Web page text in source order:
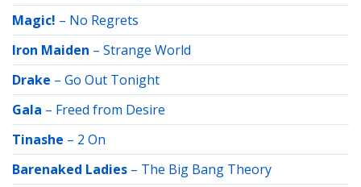
Magic! – No Regrets
Iron Maiden – Strange World
Drake – Go Out Tonight
Gala – Freed from Desire
Tinashe – 2 On
Barenaked Ladies – The Big Bang Theory